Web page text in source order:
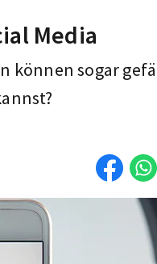
Media
können sogar